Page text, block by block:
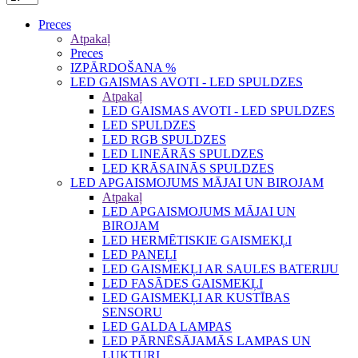
Preces
Atpakaļ
Preces
IZPĀRDOŠANA %
LED GAISMAS AVOTI - LED SPULDZES
Atpakaļ
LED GAISMAS AVOTI - LED SPULDZES
LED SPULDZES
LED RGB SPULDZES
LED LINEĀRĀS SPULDZES
LED KRĀSAINĀS SPULDZES
LED APGAISMOJUMS MĀJAI UN BIROJAM
Atpakaļ
LED APGAISMOJUMS MĀJAI UN
BIROJAM
LED HERMĒTISKIE GAISMEKĻI
LED PANEĻI
LED GAISMEKĻI AR SAULES BATERIJU
LED FASĀDES GAISMEKĻI
LED GAISMEKĻI AR KUSTĪBAS
SENSORU
LED GALDA LAMPAS
LED PĀRNĒSĀJAMĀS LAMPAS UN
LUKTURI